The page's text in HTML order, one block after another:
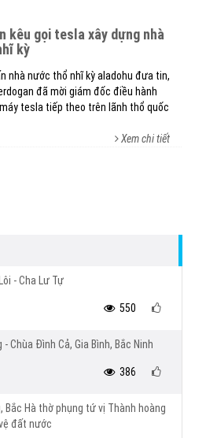
kỳ
nhà nước thổ nhĩ kỳ aladohu đưa tin,
đã mời giám đốc điều hành
tesla tiếp theo trên lãnh thổ quốc
Xem chi tiết
- Cha Lư Tự
550
- Chùa Đình Cả, Gia Bình, Bắc Ninh
386
Bắc Hà thờ phụng tứ vị Thành hoàng
đất nước